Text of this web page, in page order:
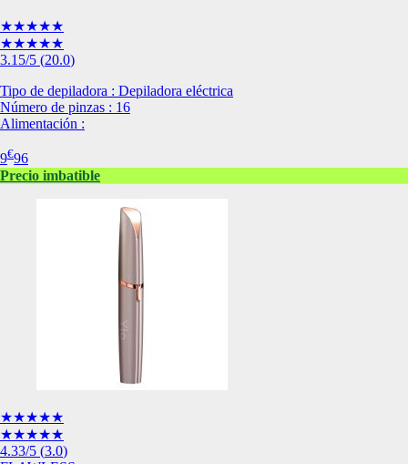
★★★★★
★★★★★
3.15/5 (20.0)
Tipo de depiladora : Depiladora eléctrica
Número de pinzas : 16
Alimentación :
9€96
Precio imbatible
★★★★★
★★★★★
4.33/5 (3.0)
Cookies de